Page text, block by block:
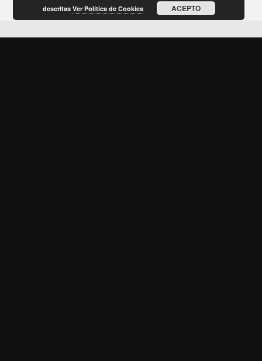
descritas Ver Política de Cookies ACEPTO